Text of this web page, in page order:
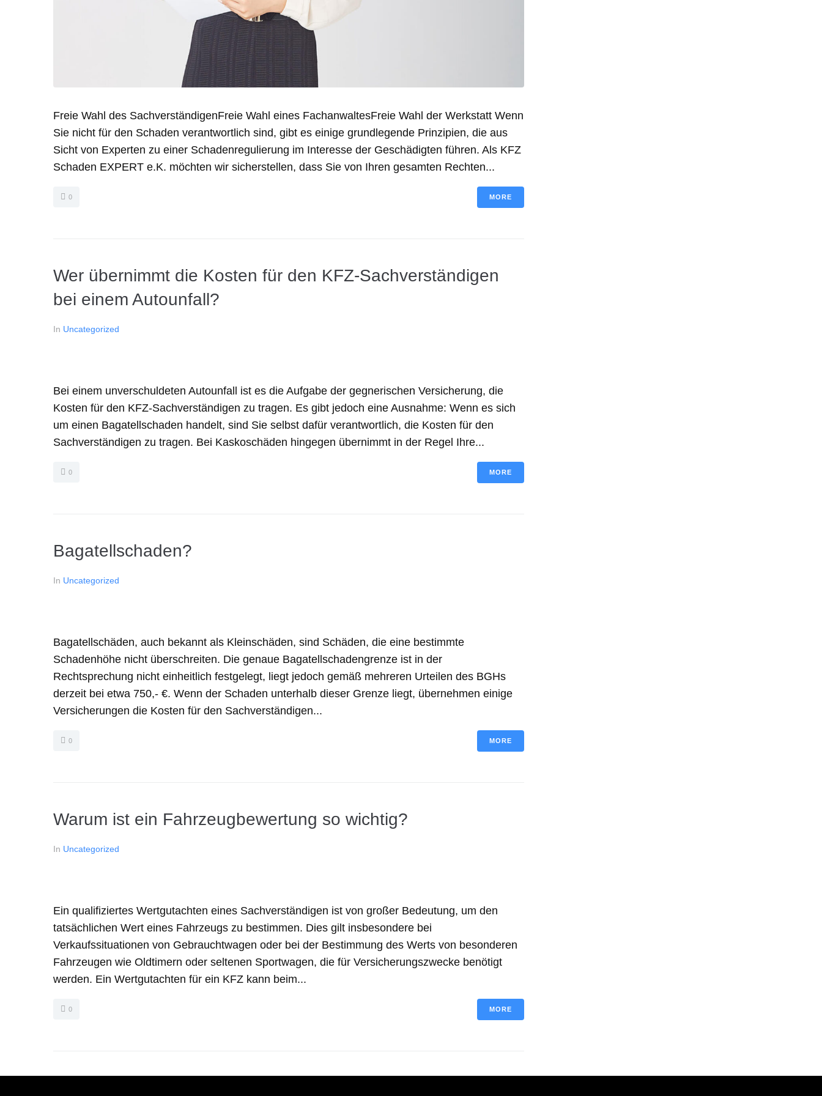
Freie Wahl des SachverständigenFreie Wahl eines FachanwaltesFreie Wahl der Werkstatt Wenn
Sie nicht für den Schaden verantwortlich sind, gibt es einige grundlegende Prinzipien, die aus
Sicht von Experten zu einer Schadenregulierung im Interesse der Geschädigten führen. Als KFZ
Schaden EXPERT e.K. möchten wir sicherstellen, dass Sie von Ihren gesamten Rechten...
0 MORE
Wer übernimmt die Kosten für den KFZ-Sachverständigen
bei einem Autounfall?
In Uncategorized
Bei einem unverschuldeten Autounfall ist es die Aufgabe der gegnerischen Versicherung, die
Kosten für den KFZ-Sachverständigen zu tragen. Es gibt jedoch eine Ausnahme: Wenn es sich
um einen Bagatellschaden handelt, sind Sie selbst dafür verantwortlich, die Kosten für den
Sachverständigen zu tragen. Bei Kaskoschäden hingegen übernimmt in der Regel Ihre...
0 MORE
Bagatellschaden?
In Uncategorized
Bagatellschäden, auch bekannt als Kleinschäden, sind Schäden, die eine bestimmte
Schadenhöhe nicht überschreiten. Die genaue Bagatellschadengrenze ist in der
Rechtsprechung nicht einheitlich festgelegt, liegt jedoch gemäß mehreren Urteilen des BGHs
derzeit bei etwa 750,- €. Wenn der Schaden unterhalb dieser Grenze liegt, übernehmen einige
Versicherungen die Kosten für den Sachverständigen...
0 MORE
Warum ist ein Fahrzeugbewertung so wichtig?
In Uncategorized
Ein qualifiziertes Wertgutachten eines Sachverständigen ist von großer Bedeutung, um den
tatsächlichen Wert eines Fahrzeugs zu bestimmen. Dies gilt insbesondere bei
Verkaufssituationen von Gebrauchtwagen oder bei der Bestimmung des Werts von besonderen
Fahrzeugen wie Oldtimern oder seltenen Sportwagen, die für Versicherungszwecke benötigt
werden. Ein Wertgutachten für ein KFZ kann beim...
0 MORE